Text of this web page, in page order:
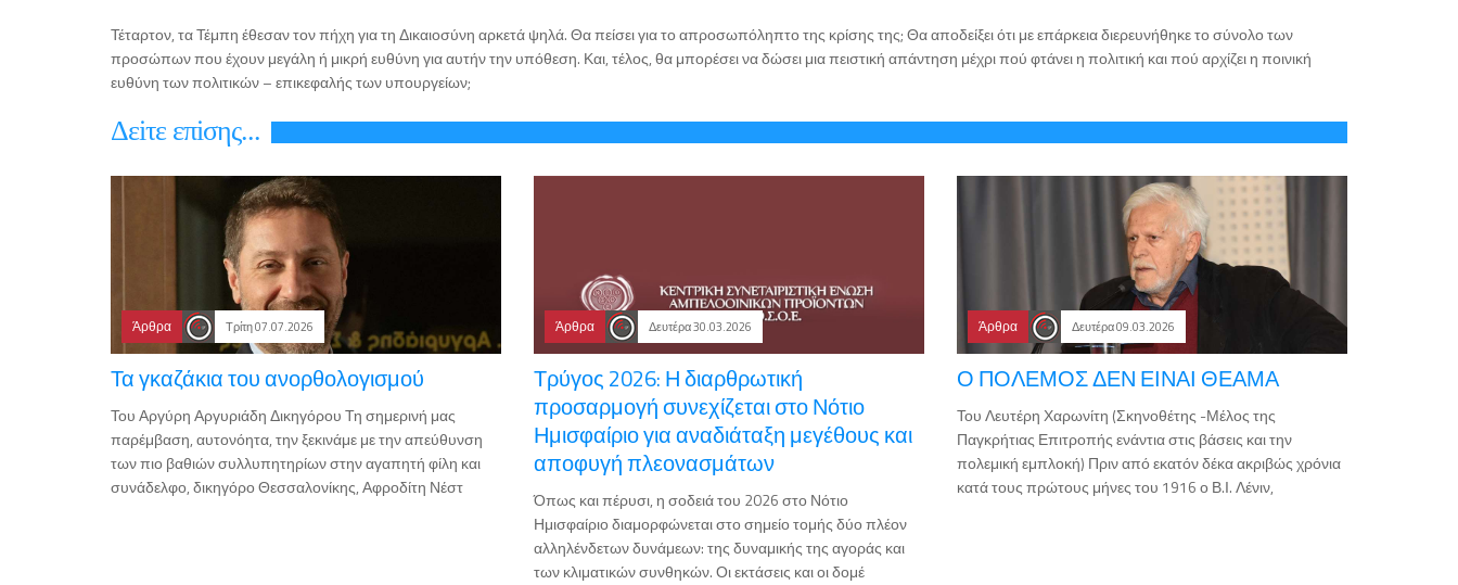
Τέταρτον, τα Τέμπη έθεσαν τον πήχη για τη Δικαιοσύνη αρκετά ψηλά. Θα πείσει για το απροσωπόληπτο της κρίσης της; Θα αποδείξει ότι με επάρκεια διερευνήθηκε το σύνολο των
προσώπων που έχουν μεγάλη ή μικρή ευθύνη για αυτήν την υπόθεση. Και, τέλος, θα μπορέσει να δώσει μια πειστική απάντηση μέχρι πού φτάνει η πολιτική και πού αρχίζει η ποινική
ευθύνη των πολιτικών – επικεφαλής των υπουργείων;
Δεiτε επiσης...
Άρθρα Τρίτη 07.07.2026
Τα γκαζάκια του ανορθολογισμού
Του Αργύρη Αργυριάδη Δικηγόρου Τη σημερινή μας
παρέμβαση, αυτονόητα, την ξεκινάμε με την απεύθυνση
των πιο βαθιών συλλυπητηρίων στην αγαπητή φίλη και
συνάδελφο, δικηγόρο Θεσσαλονίκης, Αφροδίτη Νέστ
Άρθρα Δευτέρα 30.03.2026
Τρύγος 2026: Η διαρθρωτική
προσαρμογή συνεχίζεται στο Νότιο
Ημισφαίριο για αναδιάταξη μεγέθους και
αποφυγή πλεονασμάτων
Όπως και πέρυσι, η σοδειά του 2026 στο Νότιο
Ημισφαίριο διαμορφώνεται στο σημείο τομής δύο πλέον
αλληλένδετων δυνάμεων: της δυναμικής της αγοράς και
των κλιματικών συνθηκών. Οι εκτάσεις και οι δομέ
Άρθρα Δευτέρα 09.03.2026
Ο ΠΟΛΕΜΟΣ ΔΕΝ ΕΙΝΑΙ ΘΕΑΜΑ
Του Λευτέρη Χαρωνίτη (Σκηνοθέτης -Μέλος της
Παγκρήτιας Επιτροπής ενάντια στις βάσεις και την
πολεμική εμπλοκή) Πριν από εκατόν δέκα ακριβώς χρόνια
κατά τους πρώτους μήνες του 1916 ο Β.Ι. Λένιν,